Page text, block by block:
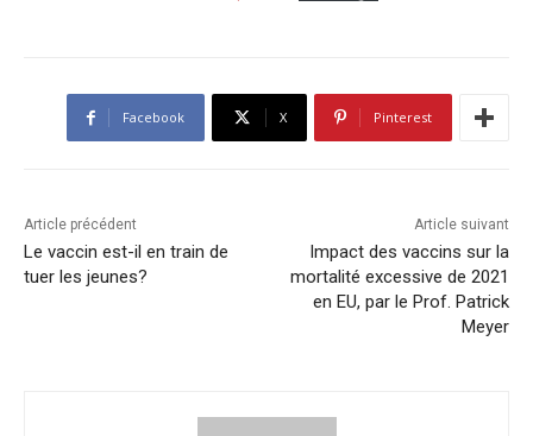
Facebook X Pinterest
Article précédent
Le vaccin est-il en train de
tuer les jeunes?
Article suivant
Impact des vaccins sur la
mortalité excessive de 2021
en EU, par le Prof. Patrick
Meyer